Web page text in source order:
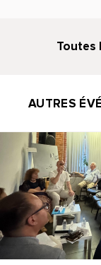
Toutes
AUTRES